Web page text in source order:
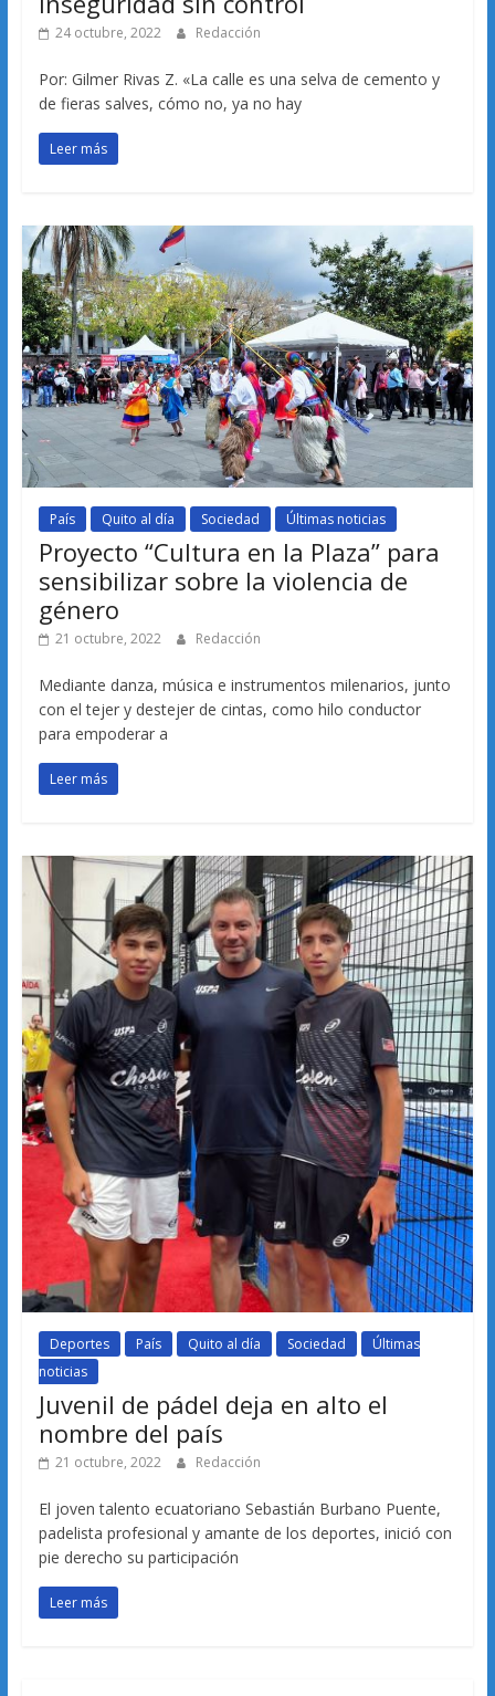
24 octubre, 2022 Redacción
Por: Gilmer Rivas Z. «La calle es una selva de cemento y
de fieras salves, cómo no, ya no hay
Leer más
País Quito al día Sociedad Últimas noticias
Proyecto “Cultura en la Plaza” para
sensibilizar sobre la violencia de
género
21 octubre, 2022 Redacción
Mediante danza, música e instrumentos milenarios, junto
con el tejer y destejer de cintas, como hilo conductor
para empoderar a
Leer más
Deportes País Quito al día Sociedad
Últimas
noticias
Juvenil de pádel deja en alto el
nombre del país
21 octubre, 2022 Redacción
El joven talento ecuatoriano Sebastián Burbano Puente,
padelista profesional y amante de los deportes, inició con
pie derecho su participación
Leer más